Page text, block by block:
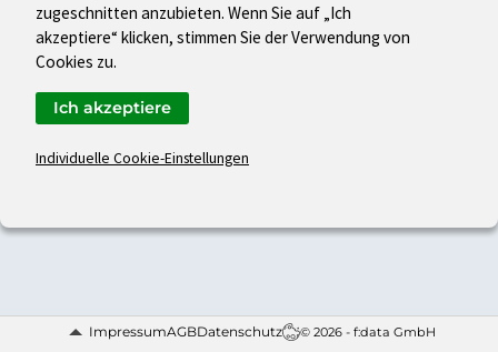
ImpressumAGBDatenschutz © 2026 - f:data GmbH
zugeschnitten anzubieten. Wenn Sie auf „Ich
akzeptiere“ klicken, stimmen Sie der Verwendung von
Cookies zu.
Individuelle Cookie-Einstellungen
Ich akzeptiere